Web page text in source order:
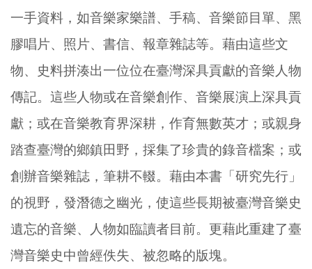
一手資料，如音樂家樂譜、手稿、音樂節目單、黑
膠唱片、照片、書信、報章雜誌等。藉由這些文
物、史料拼湊出一位位在臺灣深具貢獻的音樂人物
傳記。這些人物或在音樂創作、音樂展演上深具貢
獻；或在音樂教育界深耕，作育無數英才；或親身
踏查臺灣的鄉鎮田野，採集了珍貴的錄音檔案；或
創辦音樂雜誌，筆耕不輟。藉由本書「研究先行」
的視野，發潛德之幽光，使這些長期被臺灣音樂史
遺忘的音樂、人物如臨讀者目前。更藉此重建了臺
灣音樂史中曾經佚失、被忽略的版塊。